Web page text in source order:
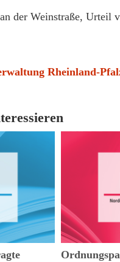
der Weinstraße,
Rheinland-